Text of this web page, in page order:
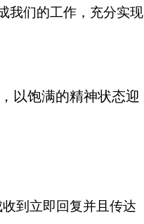
我们的工作，充分实现
以饱满的精神状态迎
到立即回复并且传达